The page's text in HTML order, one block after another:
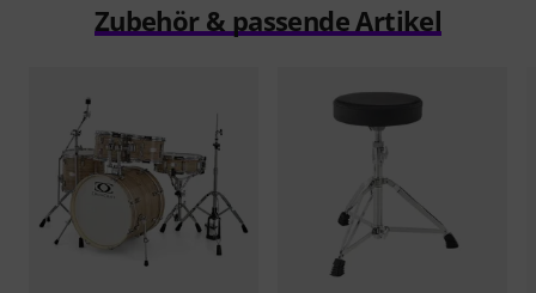
Zubehör & passende Artikel